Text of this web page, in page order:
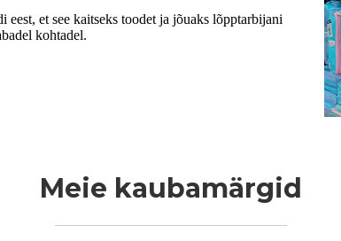
et see kaitseks toodet ja jõuaks lõpptarbijani
kohtadel.
Meie kaubamärgid